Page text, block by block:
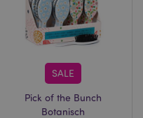
SALE
Pick of the Bunch
Botanisch